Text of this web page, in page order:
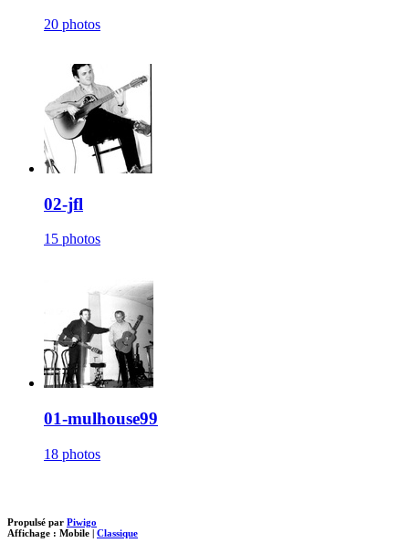
20 photos
02-jfl
15 photos
01-mulhouse99
18 photos
Propulsé par Piwigo
Affichage : Mobile | Classique